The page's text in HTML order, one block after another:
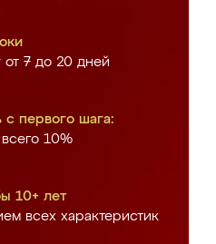
от 7 до 20 дней
с первого шага:
10%
10+ лет
всех характеристик